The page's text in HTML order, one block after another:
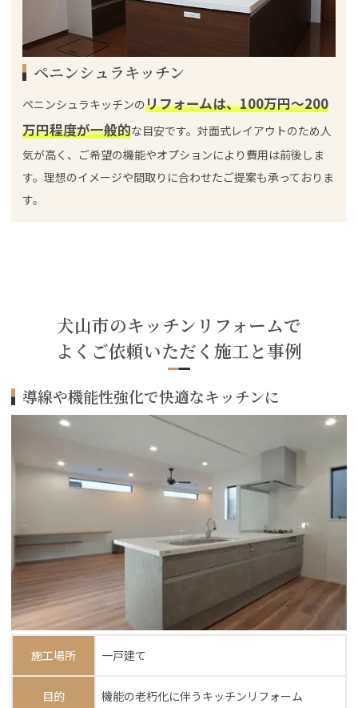
ペニンシュラキッチン
ペニンシュラキッチンのリフォームは、100万円～200
万円程度が一般的な目安です。対面式レイアウトのため人
気が高く、ご希望の機能やオプションにより費用は前後しま
す。理想のイメージや間取りに合わせたご提案も承っておりま
す。
犬山市のキッチンリフォームで
よくご依頼いただく施工と事例
導線や機能性強化で快適なキッチンに
施工場所 一戸建て
目的 機能の老朽化に伴うキッチンリフォーム